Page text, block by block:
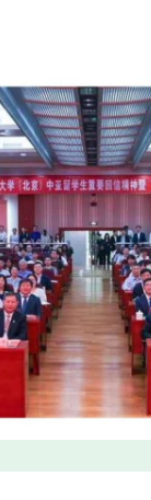
Medeniýet
Ylym
Sport